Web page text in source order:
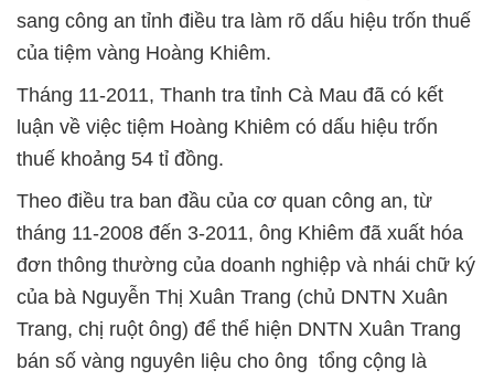
sang công an tỉnh điều tra làm rõ dấu hiệu trốn thuế
của tiệm vàng Hoàng Khiêm.
Tháng 11-2011, Thanh tra tỉnh Cà Mau đã có kết
luận về việc tiệm Hoàng Khiêm có dấu hiệu trốn
thuế khoảng 54 tỉ đồng.
Theo điều tra ban đầu của cơ quan công an, từ
tháng 11-2008 đến 3-2011, ông Khiêm đã xuất hóa
đơn thông thường của doanh nghiệp và nhái chữ ký
của bà Nguyễn Thị Xuân Trang (chủ DNTN Xuân
Trang, chị ruột ông) để thể hiện DNTN Xuân Trang
bán số vàng nguyên liệu cho ông tổng cộng là